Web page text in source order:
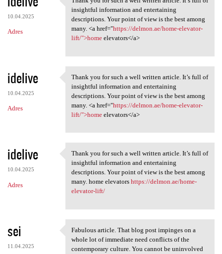
10.04.2025
Adres
Thank you for such a well
insightful information and entertaining
descriptions. Your point of view is the best among
many. <a href="https://delmon.ae/home-elevator-
lift/">homeelevators</a>
idelive
10.04.2025
Adres
Thank you for such a well
Thank you for such a well written article. It’s full of
insightful information and entertaining
descriptions. Your point of view is the best among
many. <a href="https://delmon.ae/home-elevator-
lift/">homeelevators</a>
idelive
10.04.2025
Adres
Thank you for such a well
Thank you for such a well written article. It’s full of
insightful information and entertaining
descriptions. Your point of view is the best among
many. home elevators https://delmon.ae/home-
elevator-lift/
sei
11.04.2025
Fabulous article. That blog
Fabulous article. That blog post impinges on a
whole lot of immediate need conflicts of the
contemporary culture. You cannot be uninvolved